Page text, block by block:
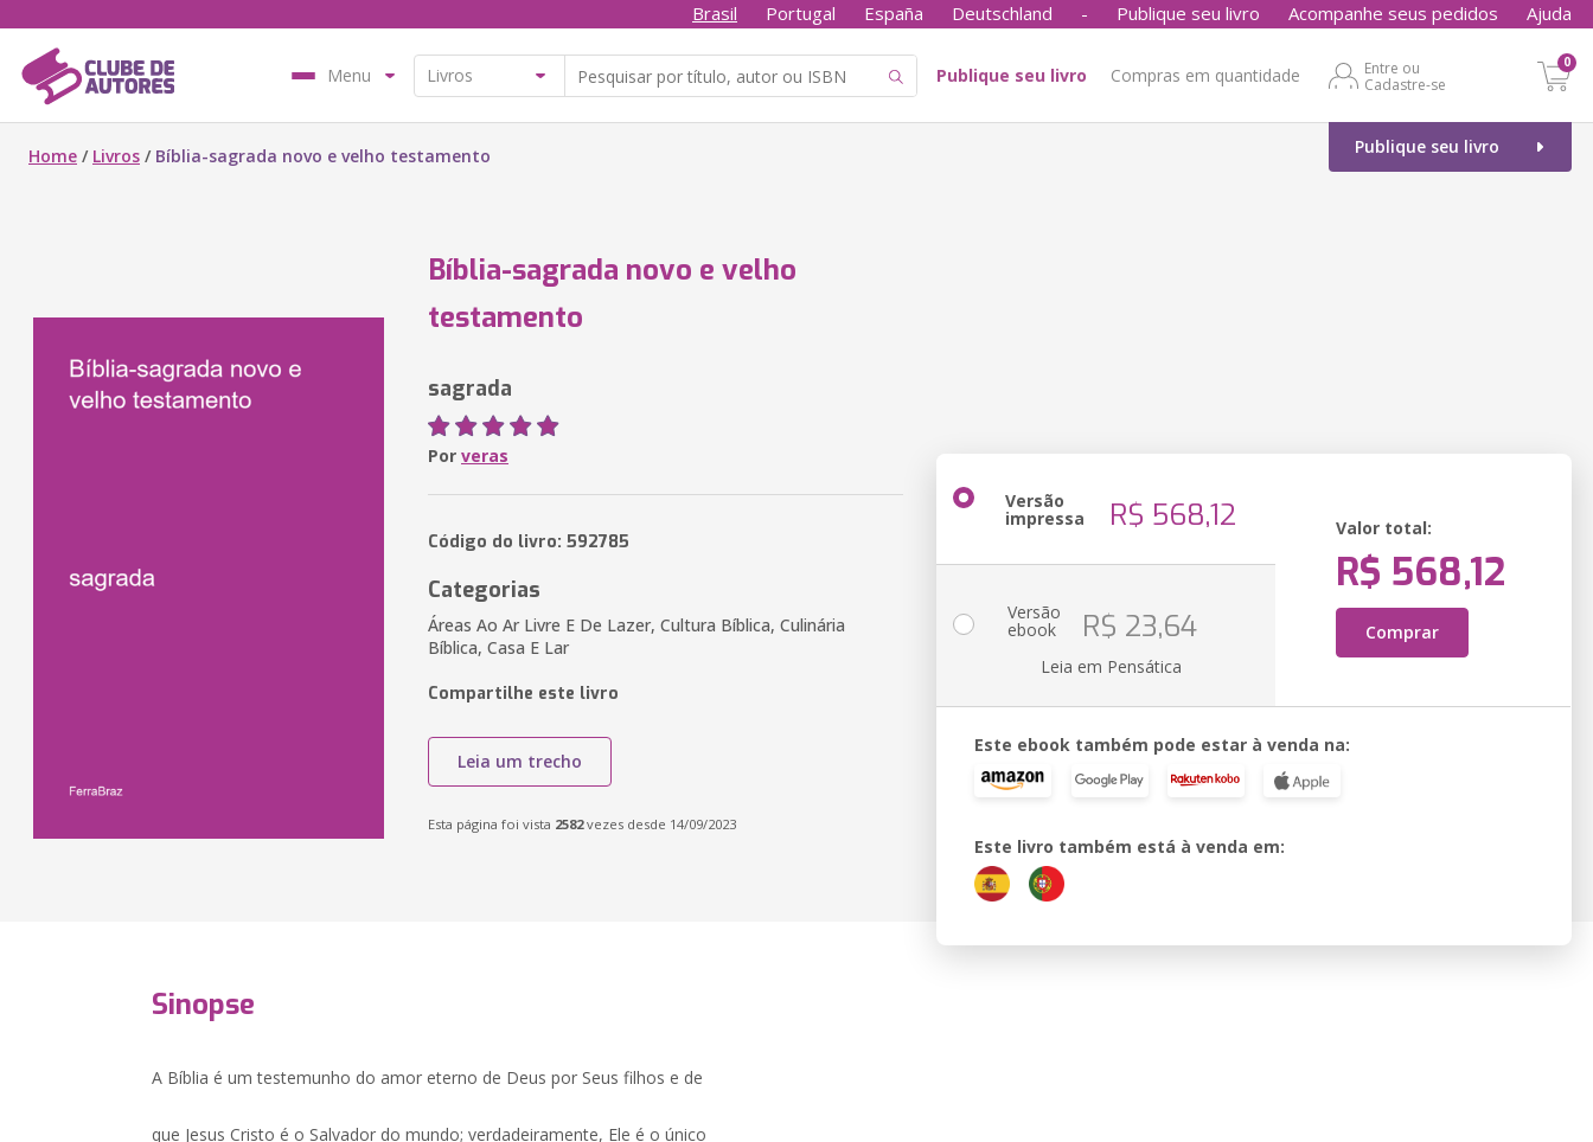
Brasil Portugal España Deutschland - Publique seu livro Acompanhe seus pedidos Ajuda
Menu Publique seu livro Compras em quantidade
Entre ou
Cadastre-se
0
Publique seu livro
Home / Livros / Bíblia-sagrada novo e velho testamento
Bíblia-sagrada novo e velho
testamento
sagrada
Por veras
Código do livro: 592785
Categorias
Áreas Ao Ar Livre E De Lazer, Cultura Bíblica, Culinária
Bíblica, Casa E Lar
Compartilhe este livro
Leia um trecho
Esta página foi vista 2582vezes desde 14/09/2023
Versão
impressa R$ 568,12 Valor total:
R$ 568,12
Comprar
Versão
ebook R$ 23,64
Leia em Pensática
Este ebook também pode estar à venda na:
Este livro também está à venda em:
Sinopse
A Bíblia é um testemunho do amor eterno de Deus por Seus filhos e de
que Jesus Cristo é o Salvador do mundo; verdadeiramente, Ele é o único